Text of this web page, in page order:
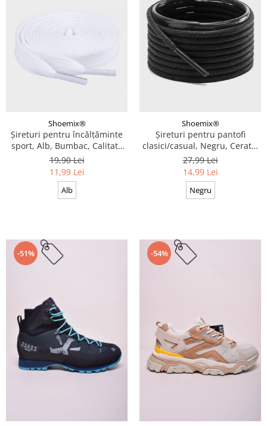
Shoemix®
Șireturi pentru încălțăminte
sport, Alb, Bumbac, Calitate
premium, 100 cm x 0.8 cm
19,90 Lei
11,99 Lei
Alb
Shoemix®
Șireturi pentru pantofi
clasici/casual, Negru, Cerate,
Calitate premium, 110 cm x
0.3 cm
27,99 Lei
14,99 Lei
Negru
-51% -54%